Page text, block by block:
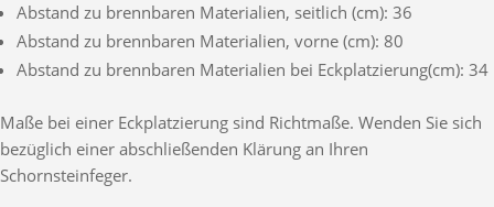
Abstand zu brennbaren Materialien, seitlich (cm): 36
Abstand zu brennbaren Materialien, vorne (cm): 80
Abstand zu brennbaren Materialien bei Eckplatzierung(cm): 34
Maße bei einer Eckplatzierung sind Richtmaße. Wenden Sie sich
bezüglich einer abschließenden Klärung an Ihren
Schornsteinfeger.